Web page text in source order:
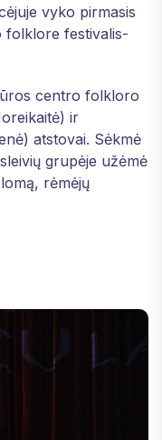
vyko pirmasis
folklore festivalis-
centro folkloro
ir
atstovai. Sėkmė
grupėje užėmė
rėmėjų